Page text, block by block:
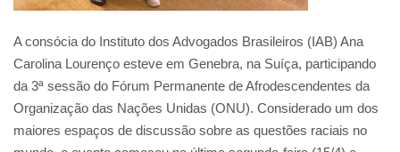
A consócia do Instituto dos Advogados Brasileiros (IAB) Ana
Carolina Lourenço esteve em Genebra, na Suíça, participando
da 3ª sessão do Fórum Permanente de Afrodescendentes da
Organização das Nações Unidas (ONU). Considerado um dos
maiores espaços de discussão sobre as questões raciais no